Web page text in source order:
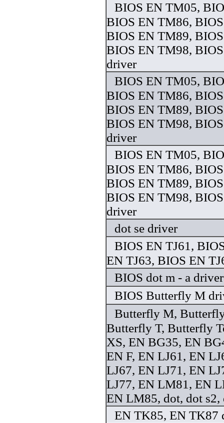
BIOS EN TM05,
BIOS EN TM86,
BIOS EN TM89,
BIOS EN TM98,
driver
BIOS EN TM05,
BIOS EN TM86,
BIOS EN TM89,
BIOS EN TM98,
driver
BIOS EN TM05,
BIOS EN TM86,
BIOS EN TM89,
BIOS EN TM98,
driver
dot se driver
BIOS EN TJ61,
EN TJ63, BIOS EN
BIOS dot m - a driver
BIOS Butterfly M
Butterfly M,
Butterfly T, Butterfly
XS, EN BG35, EN
EN F, EN LJ61, EN
LJ67, EN LJ71, EN
LJ77, EN LM81, EN
EN LM85, dot, dot
EN TK85, EN TK87